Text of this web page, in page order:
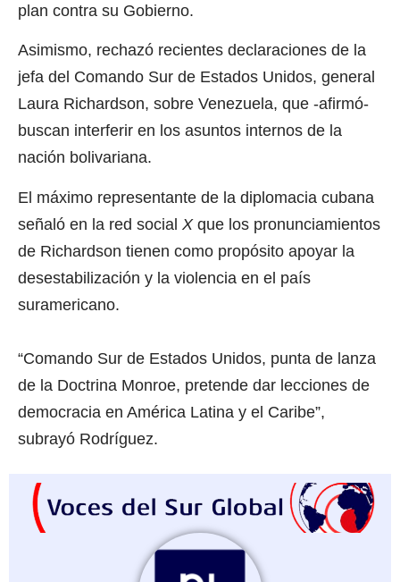
plan contra su Gobierno.
Asimismo, rechazó recientes declaraciones de la
jefa del Comando Sur de Estados Unidos, general
Laura Richardson, sobre Venezuela, que -afirmó-
buscan interferir en los asuntos internos de la
nación bolivariana.
El máximo representante de la diplomacia cubana
señaló en la red social Xque los pronunciamientos
de Richardson tienen como propósito apoyar la
desestabilización y la violencia en el país
suramericano.
“Comando Sur de Estados Unidos, punta de lanza
de la Doctrina Monroe, pretende dar lecciones de
democracia en América Latina y el Caribe”,
subrayó Rodríguez.